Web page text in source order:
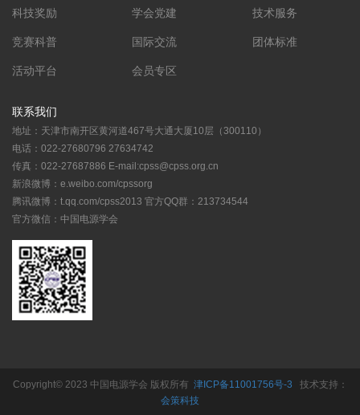
科技奖励 学会党建 技术服务
竞赛科普 国际交流 团体标准
活动平台 会员专区
联系我们
地址：天津市南开区黄河道467号大通大厦10层（300110）
电话：022-27680796 27634742
传真：022-27687886 E-mail:cpss@cpss.org.cn
新浪微博：e.weibo.com/cpssorg
腾讯微博：t.qq.com/cpss2013 官方QQ群：213734544
官方微信：中国电源学会
Copyright© 2023 中国电源学会 版权所有 津ICP备11001756号-3 技术支持：
会策科技